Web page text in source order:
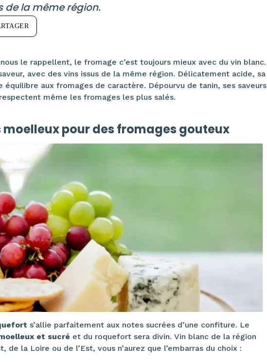
de la même région.
le rappellent, le fromage c’est toujours mieux avec du vin blanc.
avec des vins issus de la même région. Délicatement acide, sa
aux fromages de caractère. Dépourvu de tanin, ses saveurs
même les fromages les plus salés.
moelleux pour des fromages gouteux
s’allie parfaitement aux notes sucrées d’une confiture. Le
et sucré et du roquefort sera divin. Vin blanc de la région
de la Loire ou de l’Est, vous n’aurez que l’embarras du choix :